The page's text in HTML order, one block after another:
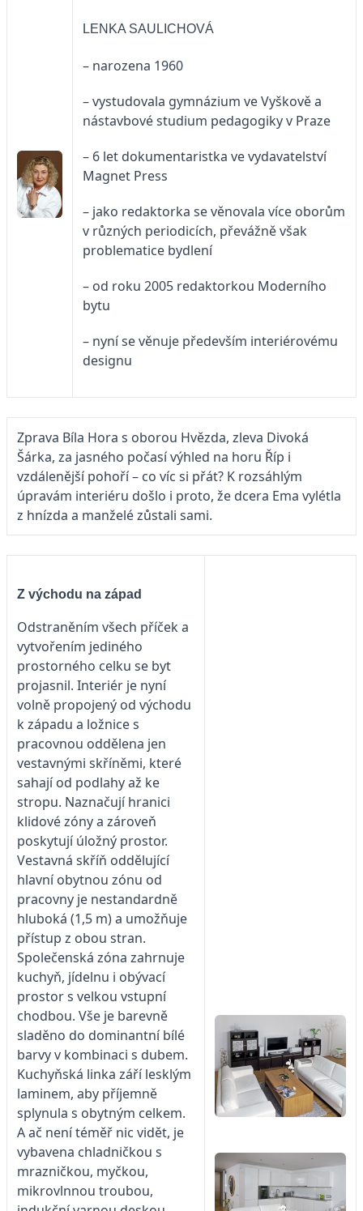
LENKA SAULICHOVÁ
– narozena 1960
– vystudovala gymnázium ve Vyškově a
nástavbové studium pedagogiky v Praze
– 6 let dokumentaristka ve vydavatelství
Magnet Press
– jako redaktorka se věnovala více oborům
v různých periodicích, převážně však
problematice bydlení
– od roku 2005 redaktorkou Moderního
bytu
– nyní se věnuje především interiérovému
designu
Zprava Bíla Hora s oborou Hvězda, zleva Divoká
Šárka, za jasného počasí výhled na horu Říp i
vzdálenější pohoří – co víc si přát? K rozsáhlým
úpravám interiéru došlo i proto, že dcera Ema vylétla
z hnízda a manželé zůstali sami.
Z východu na západ
Odstraněním všech příček a
vytvořením jediného
prostorného celku se byt
projasnil. Interiér je nyní
volně propojený od východu
k západu a ložnice s
pracovnou oddělena jen
vestavnými skříněmi, které
sahají od podlahy až ke
stropu. Naznačují hranici
klidové zóny a zároveň
poskytují úložný prostor.
Vestavná skříň oddělující
hlavní obytnou zónu od
pracovny je nestandardně
hluboká (1,5 m) a umožňuje
přístup z obou stran.
Společenská zóna zahrnuje
kuchyň, jídelnu i obývací
prostor s velkou vstupní
chodbou. Vše je barevně
sladěno do dominantní bílé
barvy v kombinaci s dubem.
Kuchyňská linka září lesklým
laminem, aby příjemně
splynula s obytným celkem.
A ač není téměř nic vidět, je
vybavena chladničkou s
mrazničkou, myčkou,
mikrovlnnou troubou,